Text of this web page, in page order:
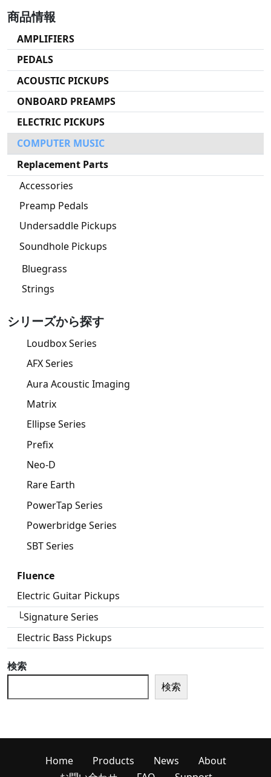
商品情報
AMPLIFIERS
PEDALS
ACOUSTIC PICKUPS
ONBOARD PREAMPS
ELECTRIC PICKUPS
COMPUTER MUSIC
Replacement Parts
Accessories
Preamp Pedals
Undersaddle Pickups
Soundhole Pickups
Bluegrass
Strings
シリーズから探す
Loudbox Series
AFX Series
Aura Acoustic Imaging
Matrix
Ellipse Series
Prefix
Neo-D
Rare Earth
PowerTap Series
Powerbridge Series
SBT Series
Fluence
Electric Guitar Pickups
└Signature Series
Electric Bass Pickups
検索
検索
Home Products News
About